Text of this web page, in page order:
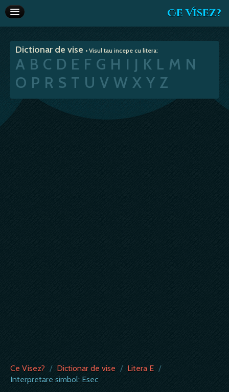
Ce Visez?
Interpretare vise
Articole
Va recomandam
Dictionar de vise • Visul tau incepe cu litera:
A B C D E F G H I J K L M N
O P R S T U V W X Y Z
Ce Visez? / Dictionar de vise / Litera E /
Interpretare simbol: Esec